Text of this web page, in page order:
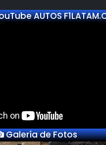
AUTOS
Galería de Fotos